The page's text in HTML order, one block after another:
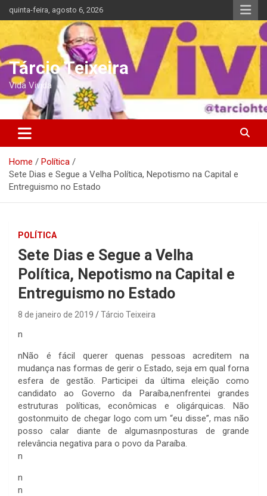
to
quinta-feira, agosto 6, 2026
Tárcio Teixeira
Vida Vivida
Home
Política
Sete Dias e Segue a Velha Política, Nepotismo na Capital e
Entreguismo no Estado
POLÍTICA
Sete Dias e Segue a Velha
Política, Nepotismo na Capital e
Entreguismo no Estado
8 de janeiro de 2019 Tárcio Teixeira
n
nNão é fácil querer quenas pessoas acreditem na
mudança nas formas de gerir o Estado, seja em qual forna
esfera de gestão. Participei da última eleição como
candidato ao Governo da Paraíba,nenfrentei grandes
estruturas políticas, econômicas e oligárquicas. Não
gostonmuito de chegar logo com um “eu disse”, mas não
posso calar diante de algumasnposturas de grande
relevância negativa para o povo da Paraíba.
n
n
n